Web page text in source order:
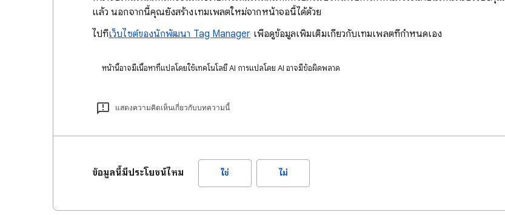
แล้ว นอกจากนี้คุณยังสร้างเทมเพลตใหม่จากหน้าจอนี้ได้ด้วย
ไปที่เว็บไซต์ของนักพัฒนา Tag Manager เพื่อดูข้อมูลเพิ่มเติมเกี่ยวกับเทมเพลตที่กำหนดเอง
หน้านี้อาจมีเนื้อหาที่แปลโดยใช้เทคโนโลยี AI การแปลโดย AI อาจมีข้อผิดพลาด
แสดงความคิดเห็นเกี่ยวกับบทความนี้
ข้อมูลนี้มีประโยชน์ไหม ใช่ ไม่